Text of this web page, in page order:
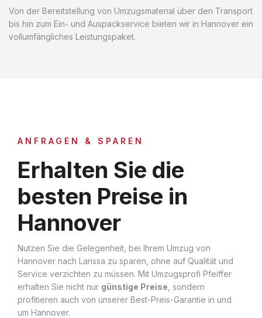
Von der Bereitstellung von Umzugsmaterial über den Transport
bis hin zum Ein- und Auspackservice bieten wir in Hannover ein
vollumfängliches Leistungspaket.
ANFRAGEN & SPAREN
Erhalten Sie die
besten Preise in
Hannover
Nutzen Sie die Gelegenheit, bei Ihrem Umzug von
Hannover nach Larissa zu sparen, ohne auf Qualität und
Service verzichten zu müssen. Mit Umzugsprofi Pfeiffer
erhalten Sie nicht nur günstige Preise , sondern
profitieren auch von unserer Best-Preis-Garantie in und
um Hannover.